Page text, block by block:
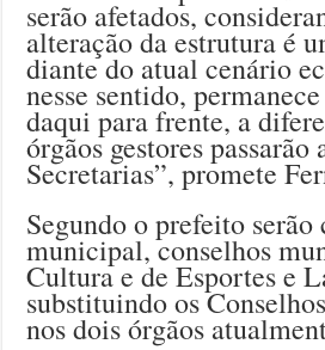
serão afetados,
alteração da estrutura é
diante do atual cenário
nesse sentido,
daqui para frente, a
órgãos gestores passarão
Secretarias”, promete
Segundo o prefeito
municipal, conselhos
Cultura e de Esportes e
substituindo os
nos dois órgãos